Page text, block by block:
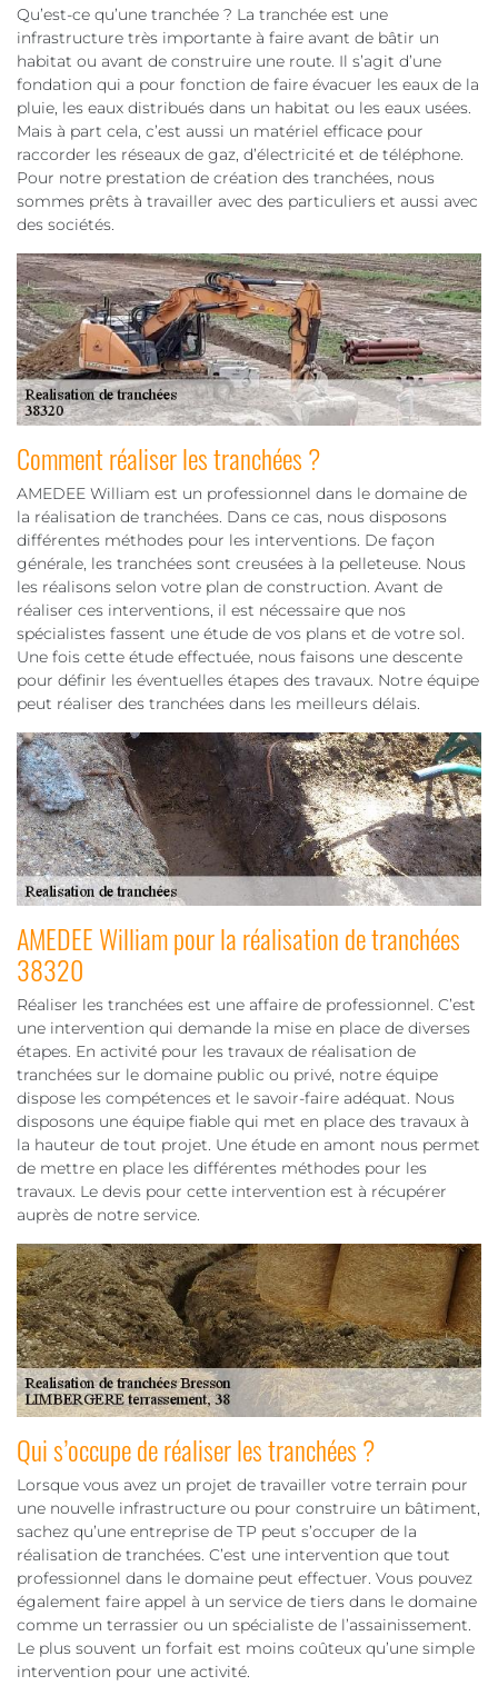
Qu’est-ce qu’une tranchée ? La tranchée est une
infrastructure très importante à faire avant de bâtir un
habitat ou avant de construire une route. Il s’agit d’une
fondation qui a pour fonction de faire évacuer les eaux de la
pluie, les eaux distribués dans un habitat ou les eaux usées.
Mais à part cela, c’est aussi un matériel efficace pour
raccorder les réseaux de gaz, d’électricité et de téléphone.
Pour notre prestation de création des tranchées, nous
sommes prêts à travailler avec des particuliers et aussi avec
des sociétés.
Comment réaliser les tranchées ?
AMEDEE William est un professionnel dans le domaine de
la réalisation de tranchées. Dans ce cas, nous disposons
différentes méthodes pour les interventions. De façon
générale, les tranchées sont creusées à la pelleteuse. Nous
les réalisons selon votre plan de construction. Avant de
réaliser ces interventions, il est nécessaire que nos
spécialistes fassent une étude de vos plans et de votre sol.
Une fois cette étude effectuée, nous faisons une descente
pour définir les éventuelles étapes des travaux. Notre équipe
peut réaliser des tranchées dans les meilleurs délais.
AMEDEE William pour la réalisation de tranchées
38320
Réaliser les tranchées est une affaire de professionnel. C’est
une intervention qui demande la mise en place de diverses
étapes. En activité pour les travaux de réalisation de
tranchées sur le domaine public ou privé, notre équipe
dispose les compétences et le savoir-faire adéquat. Nous
disposons une équipe fiable qui met en place des travaux à
la hauteur de tout projet. Une étude en amont nous permet
de mettre en place les différentes méthodes pour les
travaux. Le devis pour cette intervention est à récupérer
auprès de notre service.
Qui s’occupe de réaliser les tranchées ?
Lorsque vous avez un projet de travailler votre terrain pour
une nouvelle infrastructure ou pour construire un bâtiment,
sachez qu’une entreprise de TP peut s’occuper de la
réalisation de tranchées. C’est une intervention que tout
professionnel dans le domaine peut effectuer. Vous pouvez
également faire appel à un service de tiers dans le domaine
comme un terrassier ou un spécialiste de l’assainissement.
Le plus souvent un forfait est moins coûteux qu’une simple
intervention pour une activité.